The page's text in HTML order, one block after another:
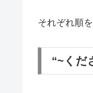
それぞれ順
“~くだ